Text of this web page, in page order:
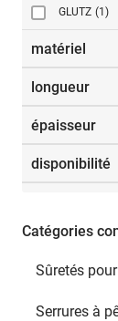
GLUTZ (1)
matériel
acier (5)
longueur
300,0 mm (1)
370,0 mm (1)
épaisseur
5,0 mm (1)
disponibilité
Catégories
Sûretés
Serrures à